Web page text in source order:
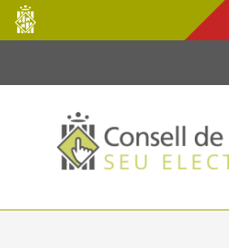
Salta al contingut principal
Consell
de
Mallorca